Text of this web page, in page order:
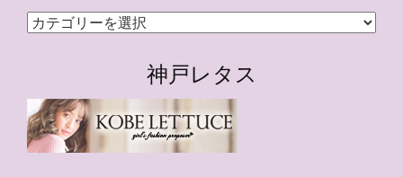
カ
ー
神戸レタス